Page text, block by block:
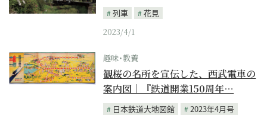
列車
花見
2023/4/1
趣味･教養
観桜の名所を宣伝した、西武電車の
案内図｜『鉄道開業150周年…
日本鉄道大地図館
2023年4月号